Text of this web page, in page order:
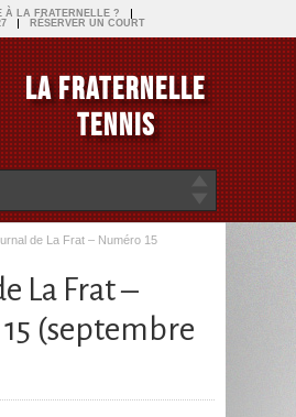
À LA FRATERNELLE ?
RÉSERVER UN COURT
LA FRATERNELLE
TENNIS
de La Frat – Numéro 15
La Frat –
(septembre